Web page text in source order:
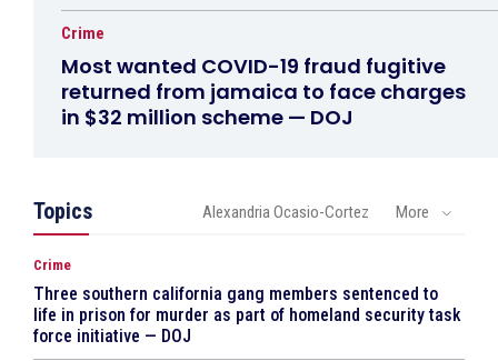
Crime
Most wanted COVID-19 fraud fugitive
returned from jamaica to face charges
in $32 million scheme — DOJ
Topics Alexandria Ocasio-Cortez More
Crime
Three southern california gang members sentenced to
life in prison for murder as part of homeland security task
force initiative — DOJ